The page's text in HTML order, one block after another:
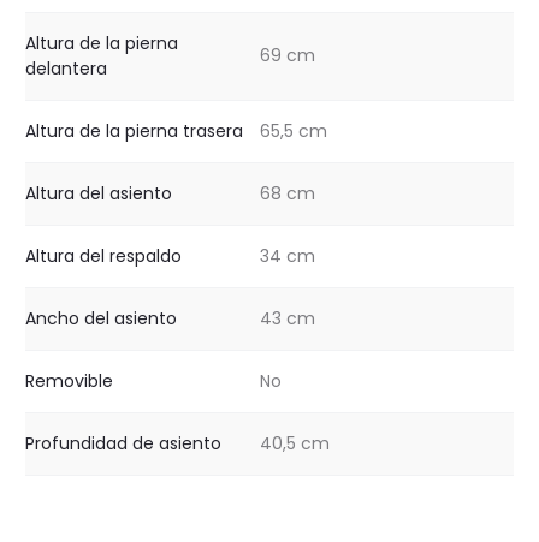
Altura de la pierna
delantera
69 cm
Altura de la pierna trasera 65,5 cm
Altura del asiento 68 cm
Altura del respaldo 34 cm
Ancho del asiento 43 cm
Removible No
Profundidad de asiento 40,5 cm